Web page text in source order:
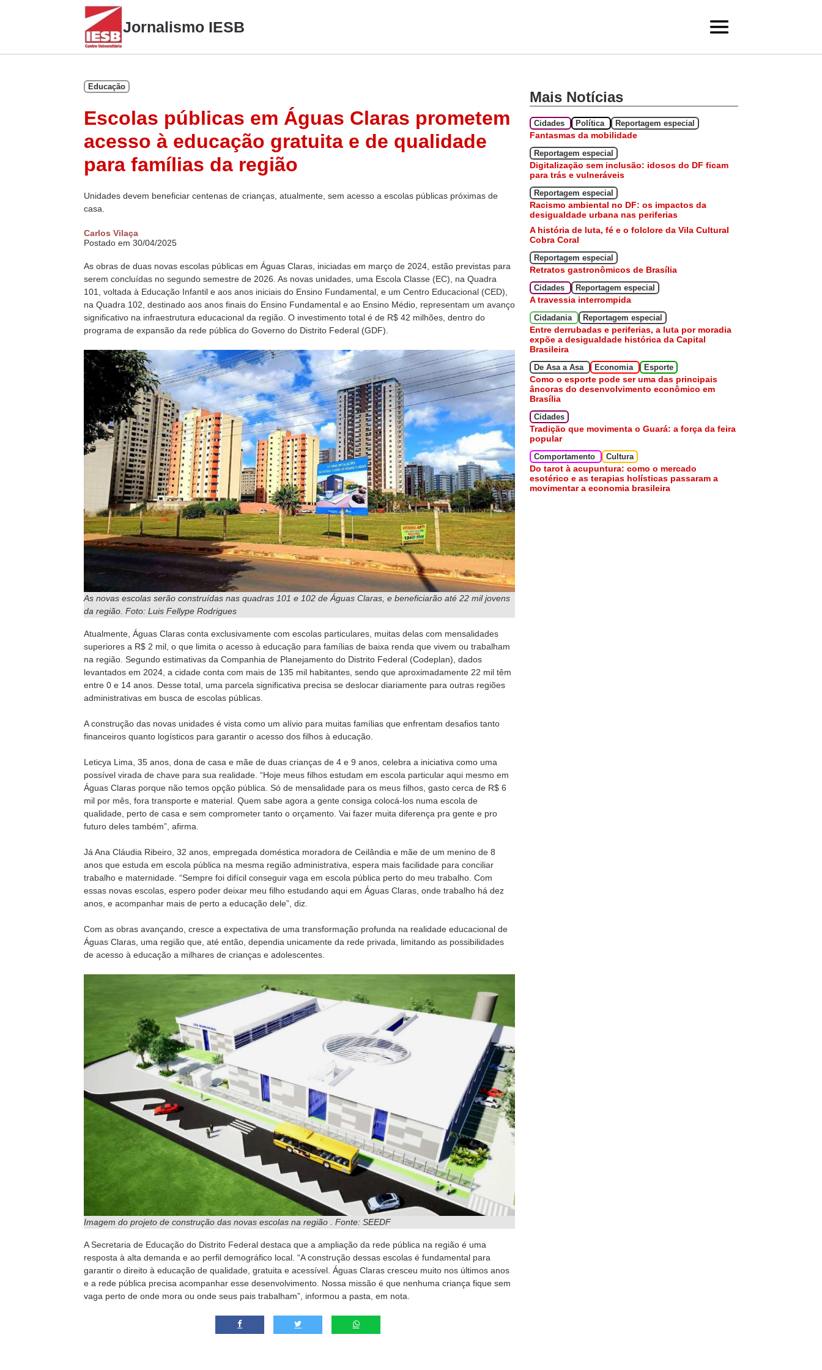
Jornalismo IESB
Educação
Escolas públicas em Águas Claras prometem
acesso à educação gratuita e de qualidade
para famílias da região
Unidades devem beneficiar centenas de crianças, atualmente, sem acesso a escolas públicas próximas de
casa.
Carlos Vilaça
Postado em 30/04/2025
As obras de duas novas escolas públicas em Águas Claras, iniciadas em março de 2024, estão previstas para
serem concluídas no segundo semestre de 2026. As novas unidades, uma Escola Classe (EC), na Quadra
101, voltada à Educação Infantil e aos anos iniciais do Ensino Fundamental, e um Centro Educacional (CED),
na Quadra 102, destinado aos anos finais do Ensino Fundamental e ao Ensino Médio, representam um avanço
significativo na infraestrutura educacional da região. O investimento total é de R$ 42 milhões, dentro do
programa de expansão da rede pública do Governo do Distrito Federal (GDF).
As novas escolas serão construídas nas quadras 101 e 102 de Águas Claras, e beneficiarão até 22 mil jovens
da região. Foto: Luis Fellype Rodrigues
Atualmente, Águas Claras conta exclusivamente com escolas particulares, muitas delas com mensalidades
superiores a R$ 2 mil, o que limita o acesso à educação para famílias de baixa renda que vivem ou trabalham
na região. Segundo estimativas da Companhia de Planejamento do Distrito Federal (Codeplan), dados
levantados em 2024, a cidade conta com mais de 135 mil habitantes, sendo que aproximadamente 22 mil têm
entre 0 e 14 anos. Desse total, uma parcela significativa precisa se deslocar diariamente para outras regiões
administrativas em busca de escolas públicas.
A construção das novas unidades é vista como um alívio para muitas famílias que enfrentam desafios tanto
financeiros quanto logísticos para garantir o acesso dos filhos à educação.
Leticya Lima, 35 anos, dona de casa e mãe de duas crianças de 4 e 9 anos, celebra a iniciativa como uma
possível virada de chave para sua realidade. “Hoje meus filhos estudam em escola particular aqui mesmo em
Águas Claras porque não temos opção pública. Só de mensalidade para os meus filhos, gasto cerca de R$ 6
mil por mês, fora transporte e material. Quem sabe agora a gente consiga colocá-los numa escola de
qualidade, perto de casa e sem comprometer tanto o orçamento. Vai fazer muita diferença pra gente e pro
futuro deles também”, afirma.
Já Ana Cláudia Ribeiro, 32 anos, empregada doméstica moradora de Ceilândia e mãe de um menino de 8
anos que estuda em escola pública na mesma região administrativa, espera mais facilidade para conciliar
trabalho e maternidade. “Sempre foi difícil conseguir vaga em escola pública perto do meu trabalho. Com
essas novas escolas, espero poder deixar meu filho estudando aqui em Águas Claras, onde trabalho há dez
anos, e acompanhar mais de perto a educação dele”, diz.
Com as obras avançando, cresce a expectativa de uma transformação profunda na realidade educacional de
Águas Claras, uma região que, até então, dependia unicamente da rede privada, limitando as possibilidades
de acesso à educação a milhares de crianças e adolescentes.
Imagem do projeto de construção das novas escolas na região . Fonte: SEEDF
A Secretaria de Educação do Distrito Federal destaca que a ampliação da rede pública na região é uma
resposta à alta demanda e ao perfil demográfico local. “A construção dessas escolas é fundamental para
garantir o direito à educação de qualidade, gratuita e acessível. Águas Claras cresceu muito nos últimos anos
e a rede pública precisa acompanhar esse desenvolvimento. Nossa missão é que nenhuma criança fique sem
vaga perto de onde mora ou onde seus pais trabalham”, informou a pasta, em nota.
Mais Notícias
Cidades Política Reportagem especial
Fantasmas da mobilidade
Reportagem especial
Digitalização sem inclusão: idosos do DF ficam
para trás e vulneráveis
Reportagem especial
Racismo ambiental no DF: os impactos da
desigualdade urbana nas periferias
A história de luta, fé e o folclore da Vila Cultural
Cobra Coral
Reportagem especial
Retratos gastronômicos de Brasília
Cidades Reportagem especial
A travessia interrompida
Cidadania Reportagem especial
Entre derrubadas e periferias, a luta por moradia
expõe a desigualdade histórica da Capital
Brasileira
De Asa a Asa Economia Esporte
Como o esporte pode ser uma das principais
âncoras do desenvolvimento econômico em
Brasília
Cidades
Tradição que movimenta o Guará: a força da feira
popular
Comportamento Cultura
Do tarot à acupuntura: como o mercado
esotérico e as terapias holísticas passaram a
movimentar a economia brasileira